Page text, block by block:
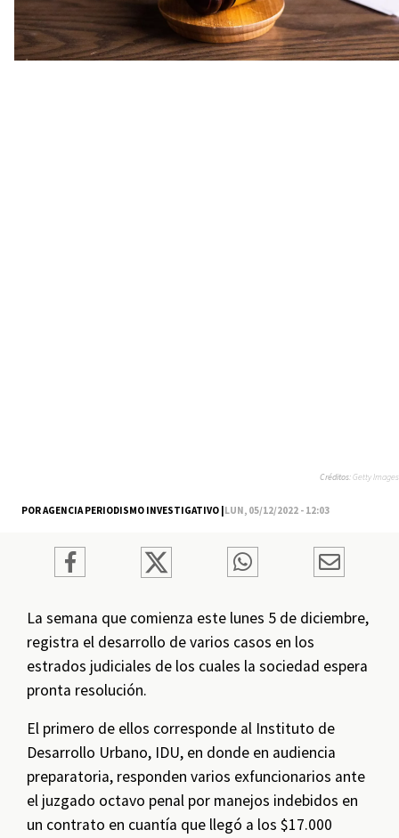
POR AGENCIA PERIODISMO INVESTIGATIVO |LUN, 05/12/2022 - 12:03
Créditos:Getty Images
La semana que comienza este lunes 5 de diciembre,
registra el desarrollo de varios casos en los
estrados judiciales de los cuales la sociedad espera
pronta resolución.
El primero de ellos corresponde al Instituto de
Desarrollo Urbano, IDU, en donde en audiencia
preparatoria, responden varios exfuncionarios ante
el juzgado octavo penal por manejos indebidos en
un contrato en cuantía que llegó a los $17.000